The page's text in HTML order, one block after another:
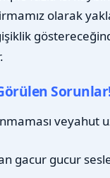
olarak
veyahut
gacur gucur